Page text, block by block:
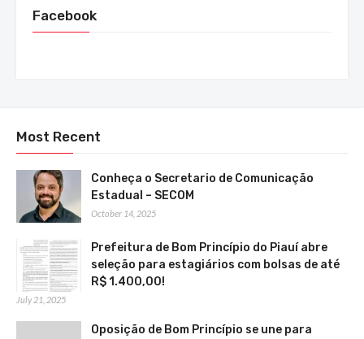
Facebook
Most Recent
Conheça o Secretario de Comunicação
Estadual – SECOM
October 14, 2025
Prefeitura de Bom Princípio do Piauí abre
seleção para estagiários com bolsas de até
R$ 1.400,00!
July 21, 2025
Oposição de Bom Princípio se une para